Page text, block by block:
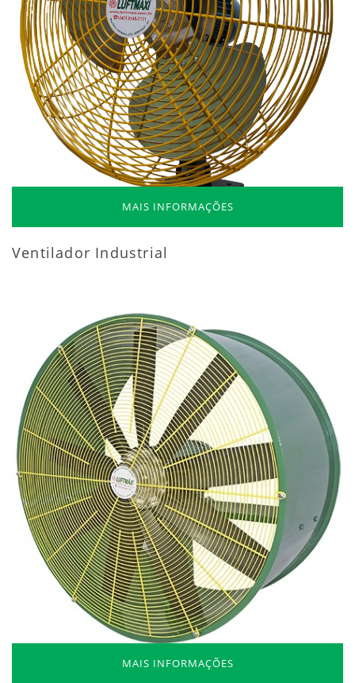
MAIS INFORMAÇÕES
Ventilador Industrial
MAIS INFORMAÇÕES